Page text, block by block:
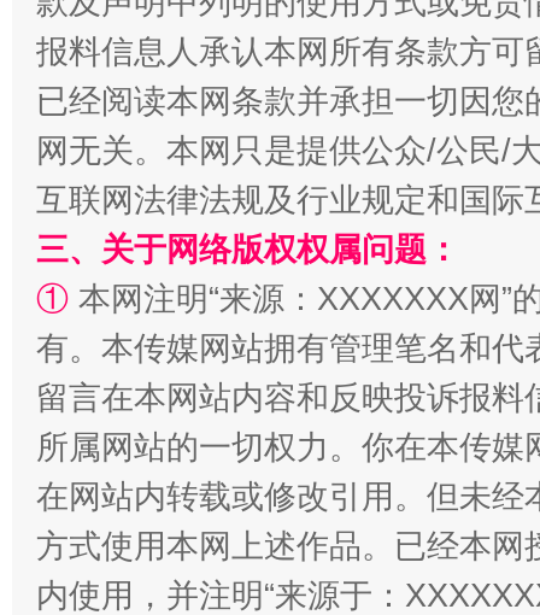
阿坝州三大球赛在茂县开幕 规模
报料信息人承认本网所有条款方
已经阅读本网条款并承担一切因
网无关。本网只是提供公众/公民/
互联网法律法规及行业规定和国
三、关于网络版权权属问题：
① 本网注明“来源：XXXXXXX网”
有。本传媒网站拥有管理笔名和
留言在本网站内容和反映投诉报
所属网站的一切权力。你在本传
在网站内转载或修改引用。但未
方式使用本网上述作品。已经本
内使用，并注明“来源于：